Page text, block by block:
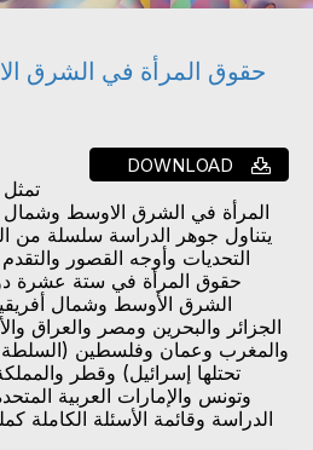
حقوق المرأة في الشرق
DOWNLOAD
المرأة في الشرق الاوسط وشمال
يتناول جوهر الدراسة سلسلة من
التحديات وأوجه القصور
حقوق المرأة في ستة عشرة
الشرق الأوسط وشمال
الجزائر والبحرين ومصر والعراق
والمغرب وعمان وفلسطين (السلطة
تحتلها إسرائيل) وقطر
وتونس والإمارات العربية
الدراسة وقائمة الأسئلة الكاملة